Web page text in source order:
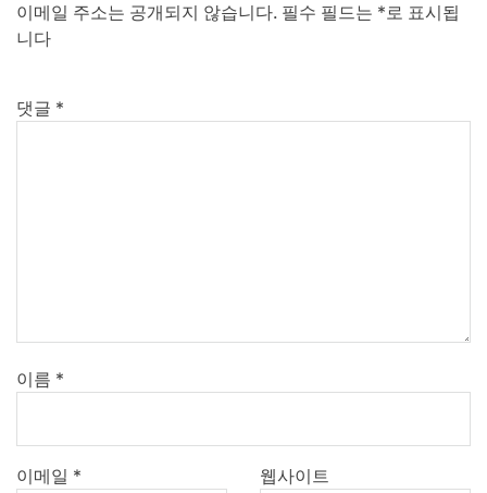
이메일 주소는 공개되지 않습니다. 필수 필드는 *로 표시됩
니다
댓글 *
이름 *
이메일 * 웹사이트